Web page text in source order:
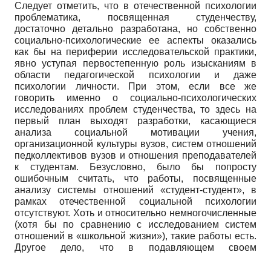
Следует отметить, что в отечественной психологии
проблематика, посвященная студенчеству,
достаточно детально разработана, но собственно
социально-психологические ее аспекты оказались
как бы на периферии исследовательской практики,
явно уступая первостепенную роль изысканиям в
области педагогической психологии и даже
психологии личности. При этом, если все же
говорить именно о социально-психологических
исследованиях проблем студенчества, то здесь на
первый план выходят разработки, касающиеся
анализа социальной мотивации учения,
организационной культуры вузов, систем отношений
педколлективов вузов и отношения преподавателей
к студентам. Безусловно, было бы попросту
ошибочным считать, что работы, посвященные
анализу системы отношений «студент-студент», в
рамках отечественной социальной психологии
отсутствуют. Хоть и относительно немногочисленные
(хотя бы по сравнению с исследованием систем
отношений в «школьной жизни»), такие работы есть.
Другое дело, что в подавляющем своем